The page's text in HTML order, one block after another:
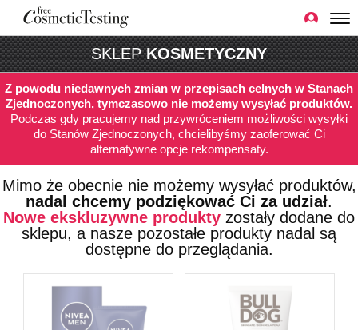
SKLEPKOSMETYCZNY
Z powodu niedawnych zmian w przepisach celnych w Stanach
Zjednoczonych, tymczasowo nie możemy wysyłać produktów.
Podczas gdy pracujemy nad przywróceniem możliwości wysyłki
do Stanów Zjednoczonych, chcielibyśmy zaoferować Ci
alternatywne opcje rekompensaty.
Mimo że obecnie nie możemy wysyłać produktów,
nadal chcemy podziękować Ci za udział.
Nowe ekskluzywne produkty zostały dodane do
sklepu, a nasze pozostałe produkty nadal są
dostępne do przeglądania.